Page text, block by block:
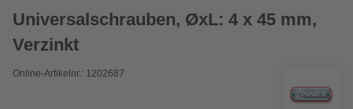
Universalschrauben, ØxL: 4 x 45 mm,
Verzinkt
Online-Artikelnr.: 1202687